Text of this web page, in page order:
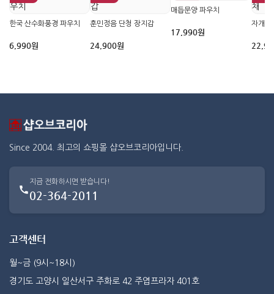
한국 산수화풍경 파우치
6,990원
훈민정음 단청 장지갑
24,900원
매듭문양 파우치
17,990원
자개
Since 2004. 최고의 쇼핑몰 샵오브코리아입니다.
지금 전화하시면 받습니다!
02-364-2011
고객센터
월~금 (9시~18시)
경기도 고양시 일산서구 주화로 42 주엽프라자 401호